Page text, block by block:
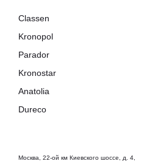
Москва, 22-ой км Киевского шоссе, д. 4,
Anatolia
Dureco
Kronostar
Parador
Kronopol
Classen